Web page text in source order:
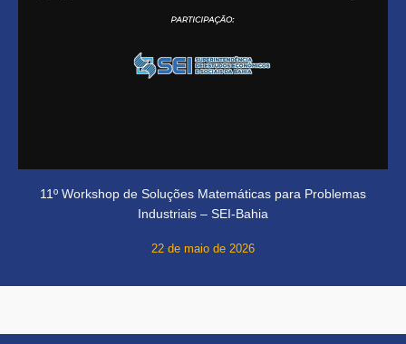
11º Workshop de Soluções Matemáticas para Problemas
Industriais – SEI-Bahia
22 de maio de 2026